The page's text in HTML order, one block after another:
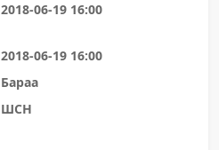
2018-06-19 16:00
2018-06-19 16:00
Бараа
ШСН